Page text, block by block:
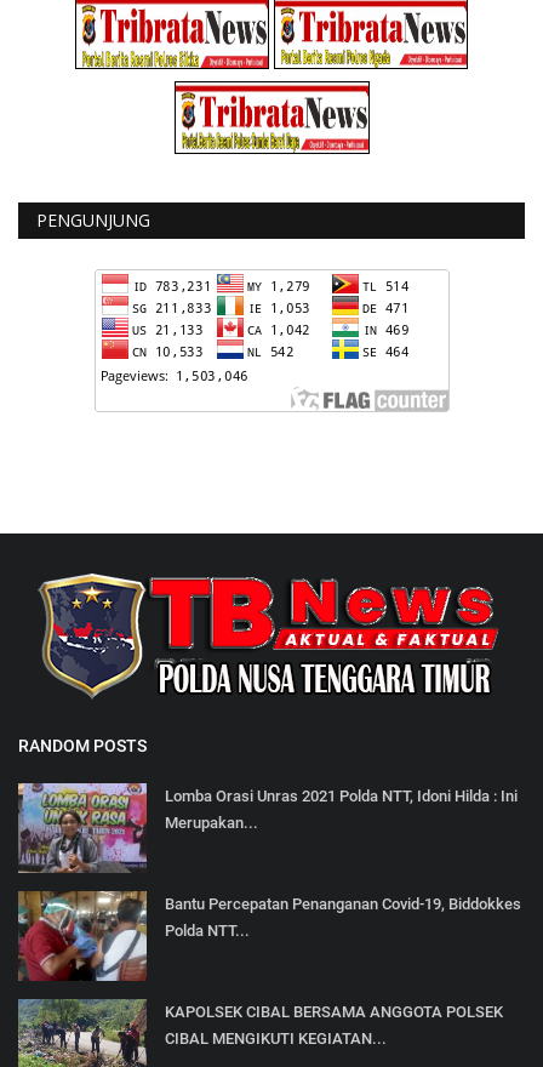
PENGUNJUNG
RANDOM POSTS
Lomba Orasi Unras 2021 Polda NTT, Idoni Hilda : Ini
Merupakan...
Bantu Percepatan Penanganan Covid-19, Biddokkes
Polda NTT...
KAPOLSEK CIBAL BERSAMA ANGGOTA POLSEK
CIBAL MENGIKUTI KEGIATAN...